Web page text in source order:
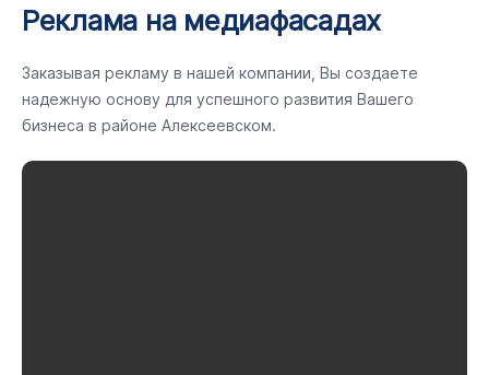
Реклама на медиафасадах
Заказывая рекламу в нашей компании, Вы создаете
надежную основу для успешного развития Вашего
бизнеса в районе Алексеевском.